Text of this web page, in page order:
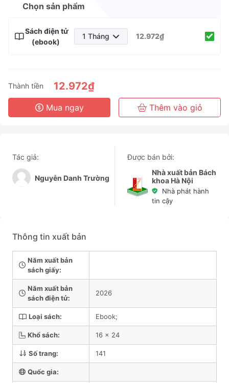
Chọn sản phẩm
Sách điện tử
(ebook)
1 Tháng
6 Tháng
3 Năm
12.972₫
Thành tiền 12.972₫
Mua ngay Thêm vào giỏ
Tác giả:
Nguyễn Danh Trường
Được bán bởi:
Nhà xuất bản Bách
khoa Hà Nội
Nhà phát hành
tin cậy
Thông tin xuất bản
Năm xuất bản
sách giấy:
Năm xuất bản
sách điện tử:
2026
Loại sách: Ebook;
Khổ sách: 16 x 24
Số trang: 141
Quốc gia: